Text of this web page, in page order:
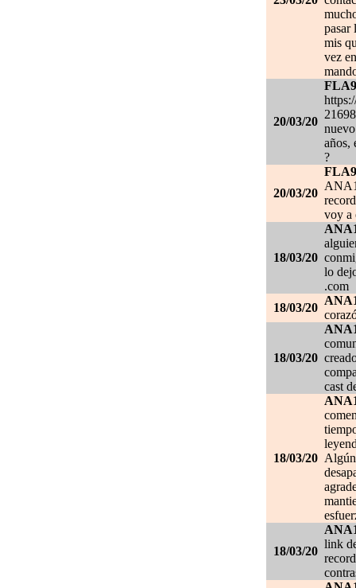
pasar
mis
vez
20/03/20
años,
?
20/03/20
voy a
18/03/20
lo
.com
18/03/20
18/03/20
cast
18/03/20
18/03/20
link